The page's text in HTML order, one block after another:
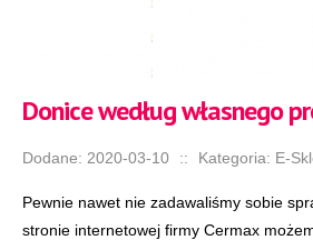
Donice według własnego
Dodane: 2020-03-10 :: Kategoria: E-
Pewnie nawet nie zadawaliśmy sobie
stronie internetowej firmy Cermax